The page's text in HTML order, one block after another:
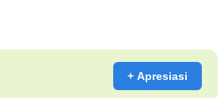
+ Apresiasi